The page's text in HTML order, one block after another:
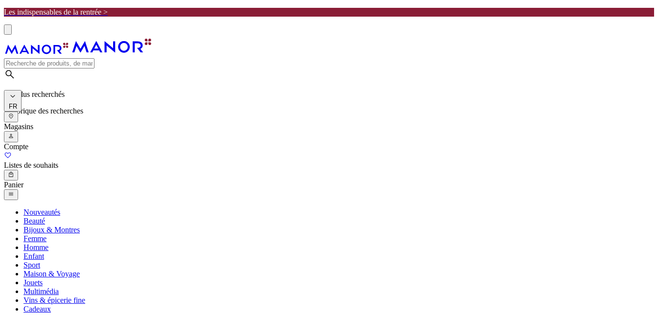
Les indispensables de la rentrée >
Les plus recherchés
Historique des recherches
FR
Magasins
Compte
Listes de souhaits
Panier
Nouveautés
Beauté
Bijoux & Montres
Femme
Homme
Enfant
Sport
Maison & Voyage
Jouets
Multimédia
Vins & épicerie fine
Cadeaux